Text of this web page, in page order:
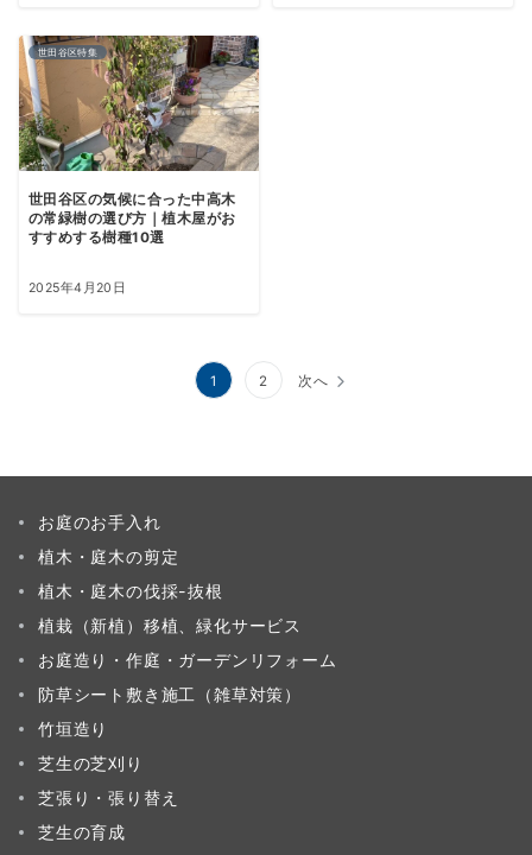
世田谷区特集
世田谷区の気候に合った中高木
の常緑樹の選び方｜植木屋がお
すすめする樹種10選
2025年4月20日
ー
ジ
送
り
1 2 次へ
お庭のお手入れ
植木・庭木の剪定
植木・庭木の伐採-抜根
植栽（新植）移植、緑化サービス
お庭造り・作庭・ガーデンリフォーム
防草シート敷き施工（雑草対策）
竹垣造り
芝生の芝刈り
芝張り・張り替え
芝生の育成